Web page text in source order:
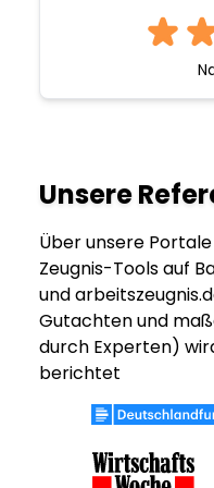
Unsere
Über unsere
Zeugnis-Tools auf
und
Gutachten und
durch Experten)
berichtet